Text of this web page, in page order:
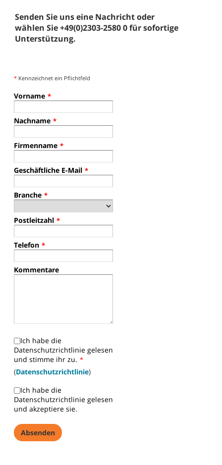
Senden Sie uns eine Nachricht oder
wählen Sie +49(0)2303-2580 0 für sofortige
Unterstützung.
* Kennzeichnet ein Pflichtfeld
Vorname *
Nachname *
Firmenname *
Geschäftliche E-Mail *
Branche *
Postleitzahl *
Telefon *
Kommentare
Ich habe die
Datenschutzrichtlinie gelesen
und stimme ihr zu. *
(Datenschutzrichtlinie)
Ich habe die
Datenschutzrichtlinie gelesen
und akzeptiere sie.